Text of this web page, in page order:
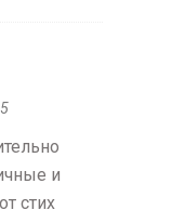
и
стих